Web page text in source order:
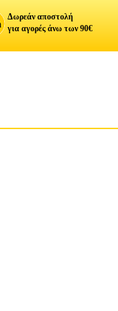
Δωρεάν αποστολή
για αγορές άνω των 90€